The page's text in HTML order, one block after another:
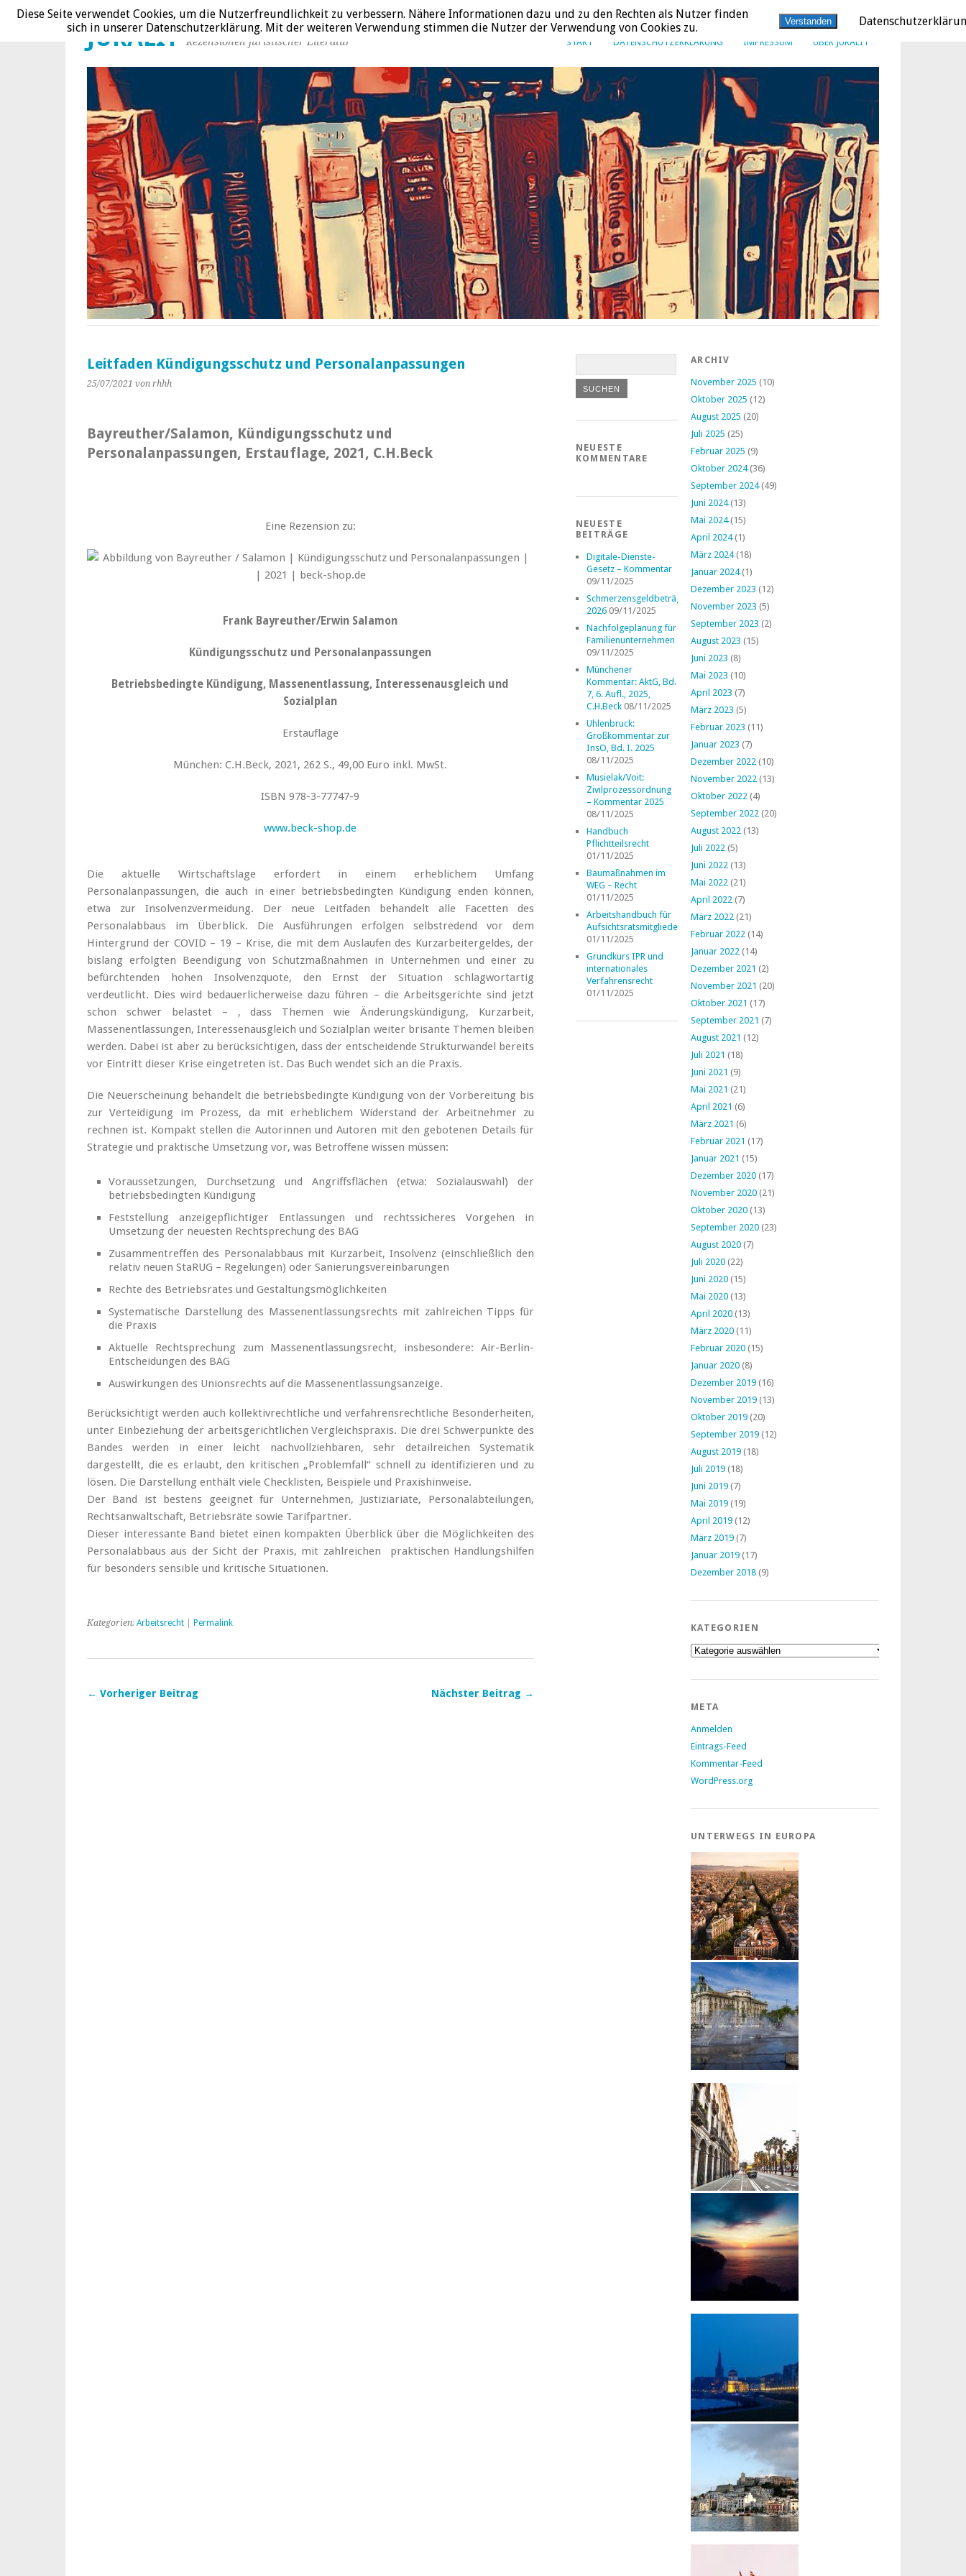
START DATENSCHUTZERKLÄRUNG IMPRESSUM ÜBER JURALIT
JURALIT Rezensionen juristischer Literatur
Leitfaden Kündigungsschutz und Personalanpassungen
25/07/2021 von rhhh
Bayreuther/Salamon, Kündigungsschutz und
Personalanpassungen, Erstauflage, 2021, C.H.Beck
Eine Rezension zu:
Frank Bayreuther/Erwin Salamon
Kündigungsschutz und Personalanpassungen
Betriebsbedingte Kündigung, Massenentlassung, Interessenausgleich und
Sozialplan
Erstauflage
München: C.H.Beck, 2021, 262 S., 49,00 Euro inkl. MwSt.
ISBN 978-3-77747-9
www.beck-shop.de
Die aktuelle Wirtschaftslage erfordert in einem erheblichem Umfang
Personalanpassungen, die auch in einer betriebsbedingten Kündigung enden können,
etwa zur Insolvenzvermeidung. Der neue Leitfaden behandelt alle Facetten des
Personalabbaus im Überblick. Die Ausführungen erfolgen selbstredend vor dem
Hintergrund der COVID – 19 – Krise, die mit dem Auslaufen des Kurzarbeitergeldes, der
bislang erfolgten Beendigung von Schutzmaßnahmen in Unternehmen und einer zu
befürchtenden hohen Insolvenzquote, den Ernst der Situation schlagwortartig
verdeutlicht. Dies wird bedauerlicherweise dazu führen – die Arbeitsgerichte sind jetzt
schon schwer belastet – , dass Themen wie Änderungskündigung, Kurzarbeit,
Massenentlassungen, Interessenausgleich und Sozialplan weiter brisante Themen bleiben
werden. Dabei ist aber zu berücksichtigen, dass der entscheidende Strukturwandel bereits
vor Eintritt dieser Krise eingetreten ist. Das Buch wendet sich an die Praxis.
Die Neuerscheinung behandelt die betriebsbedingte Kündigung von der Vorbereitung bis
zur Verteidigung im Prozess, da mit erheblichem Widerstand der Arbeitnehmer zu
rechnen ist. Kompakt stellen die Autorinnen und Autoren mit den gebotenen Details für
Strategie und praktische Umsetzung vor, was Betroffene wissen müssen:
Voraussetzungen, Durchsetzung und Angriffsflächen (etwa: Sozialauswahl) der
betriebsbedingten Kündigung
Feststellung anzeigepflichtiger Entlassungen und rechtssicheres Vorgehen in
Umsetzung der neuesten Rechtsprechung des BAG
Zusammentreffen des Personalabbaus mit Kurzarbeit, Insolvenz (einschließlich den
relativ neuen StaRUG – Regelungen) oder Sanierungsvereinbarungen
Rechte des Betriebsrates und Gestaltungsmöglichkeiten
Systematische Darstellung des Massenentlassungsrechts mit zahlreichen Tipps für
die Praxis
Aktuelle Rechtsprechung zum Massenentlassungsrecht, insbesondere: Air-Berlin-
Entscheidungen des BAG
Auswirkungen des Unionsrechts auf die Massenent­lassungsanzeige.
Berücksichtigt werden auch kollektivrechtliche und verfahrensrechtliche Besonderheiten,
unter Einbeziehung der arbeitsgerichtlichen Vergleichspraxis. Die drei Schwerpunkte des
Bandes werden in einer leicht nachvollziehbaren, sehr detailreichen Systematik
dargestellt, die es erlaubt, den kritischen „Problemfall“ schnell zu identifizieren und zu
lösen. Die Darstellung enthält viele Checklisten, Beispiele und Praxishinweise.
Der Band ist bestens geeignet für Unternehmen, Justiziariate, Personalabteilungen,
Rechtsanwaltschaft, Betriebsräte sowie Tarifpartner.
Dieser interessante Band bietet einen kompakten Überblick über die Möglichkeiten des
Personalabbaus aus der Sicht der Praxis, mit zahlreichen praktischen Handlungshilfen
für besonders sensible und kritische Situationen.
Kategorien: Arbeitsrecht Permalink
← Vorheriger Beitrag Nächster Beitrag →
NEUESTE
KOMMENTARE
NEUESTE
BEITRÄGE
Digitale-Dienste-
Gesetz – Kommentar
09/11/2025
Schmerzensgeldbeträge
2026 09/11/2025
Nachfolgeplanung für
Familienunternehmen
09/11/2025
Münchener
Kommentar: AktG, Bd.
7, 6. Aufl., 2025,
C.H.Beck 08/11/2025
Uhlenbruck:
Großkommentar zur
InsO, Bd. I. 2025
08/11/2025
Musielak/Voit:
Zivilprozessordnung
– Kommentar 2025
08/11/2025
Handbuch
Pflichtteilsrecht
01/11/2025
Baumaßnahmen im
WEG – Recht
01/11/2025
Arbeitshandbuch für
Aufsichtsratsmitglieder
01/11/2025
Grundkurs IPR und
internationales
Verfahrensrecht
01/11/2025
ARCHIV
November 2025 (10)
Oktober 2025 (12)
August 2025 (20)
Juli 2025 (25)
Februar 2025 (9)
Oktober 2024(36)
September 2024(49)
Juni 2024(13)
Mai 2024(15)
April 2024(1)
März 2024(18)
Januar 2024(1)
Dezember 2023 (12)
November 2023 (5)
September 2023 (2)
August 2023 (15)
Juni 2023 (8)
Mai 2023 (10)
April 2023 (7)
März 2023 (5)
Februar 2023 (11)
Januar 2023 (7)
Dezember 2022 (10)
November 2022 (13)
Oktober 2022 (4)
September 2022 (20)
August 2022 (13)
Juli 2022 (5)
Juni 2022 (13)
Mai 2022 (21)
April 2022 (7)
März 2022 (21)
Februar 2022 (14)
Januar 2022 (14)
Dezember 2021 (2)
November 2021 (20)
Oktober 2021 (17)
September 2021 (7)
August 2021 (12)
Juli 2021 (18)
Juni 2021 (9)
Mai 2021 (21)
April 2021 (6)
März 2021 (6)
Februar 2021 (17)
Januar 2021 (15)
Dezember 2020 (17)
November 2020 (21)
Oktober 2020 (13)
September 2020 (23)
August 2020 (7)
Juli 2020 (22)
Juni 2020 (15)
Mai 2020 (13)
April 2020 (13)
März 2020 (11)
Februar 2020 (15)
Januar 2020 (8)
Dezember 2019 (16)
November 2019 (13)
Oktober 2019 (20)
September 2019 (12)
August 2019 (18)
Juli 2019 (18)
Juni 2019 (7)
Mai 2019 (19)
April 2019 (12)
März 2019 (7)
Januar 2019 (17)
Dezember 2018 (9)
KATEGORIEN
Kategorien
META
Anmelden
Eintrags-Feed
Kommentar-Feed
WordPress.org
UNTERWEGS IN EUROPA
Diese Seite verwendet Cookies, um die Nutzerfreundlichkeit zu verbessern. Nähere Informationen dazu und zu den Rechten als Nutzer finden
sich in unserer Datenschutzerklärung. Mit der weiteren Verwendung stimmen die Nutzer der Verwendung von Cookies zu.
Verstanden